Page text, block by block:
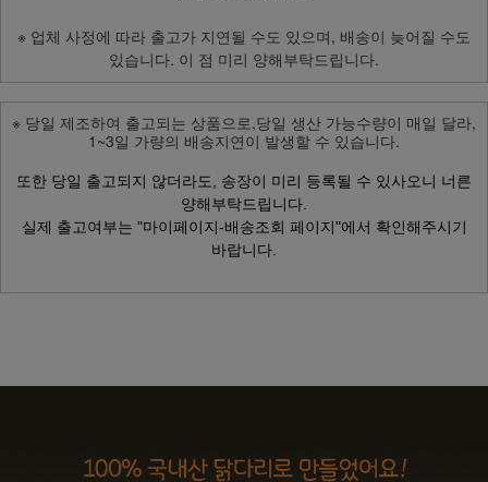
※ 업체 사정에 따라 출고가 지연될 수도 있으며, 배송이 늦어질 수도
있습니다. 이 점 미리 양해부탁드립니다.
※ 당일 제조하여 출고되는 상품으로,당일 생산 가능수량이 매일 달라,
1~3일 가량의 배송지연이 발생할 수 있습니다.
또한 당일 출고되지 않더라도, 송장이 미리 등록될 수 있사오니 너른
양해부탁드립니다.
실제 출고여부는 "마이페이지-배송조회 페이지"에서 확인해주시기
바랍니다.